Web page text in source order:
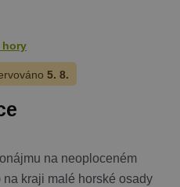
hory
5. 8.
na neoploceném
kraji malé horské osady